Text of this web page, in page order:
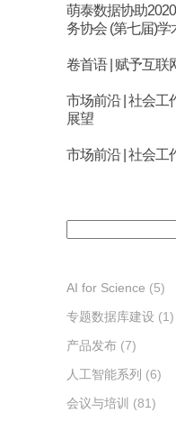
萌泰数据协助
务协会 (第七届)
卷首语 | 赋予互联
市场前沿 | 社会工
展望
市场前沿 | 社会工
AI for Science (5)
专题数据库建设 (1)
产品发布 (7)
人工智能系列 (6)
会议与培训 (81)